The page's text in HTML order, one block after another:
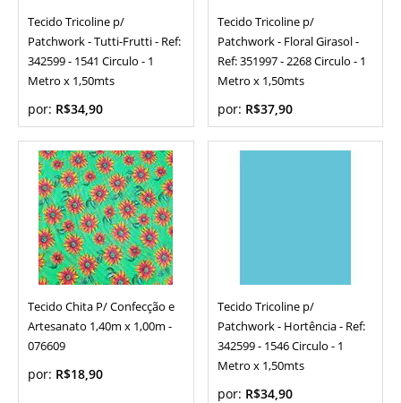
Tecido Tricoline p/
Patchwork - Tutti-Frutti - Ref:
342599 - 1541 Circulo - 1
Metro x 1,50mts
por: R$34,90
Tecido Tricoline p/
Patchwork - Floral Girasol -
Ref: 351997 - 2268 Circulo - 1
Metro x 1,50mts
por: R$37,90
Tecido Chita P/ Confecção e
Artesanato 1,40m x 1,00m -
076609
por: R$18,90
Tecido Tricoline p/
Patchwork - Hortência - Ref:
342599 - 1546 Circulo - 1
Metro x 1,50mts
por: R$34,90